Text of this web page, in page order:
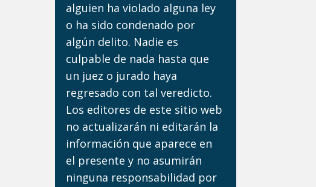
alguien ha violado alguna ley
o ha sido condenado por
algún delito. Nadie es
culpable de nada hasta que
un juez o jurado haya
regresado con tal veredicto.
Los editores de este sitio web
no actualizarán ni editarán la
información que aparece en
el presente y no asumirán
ninguna responsabilidad por